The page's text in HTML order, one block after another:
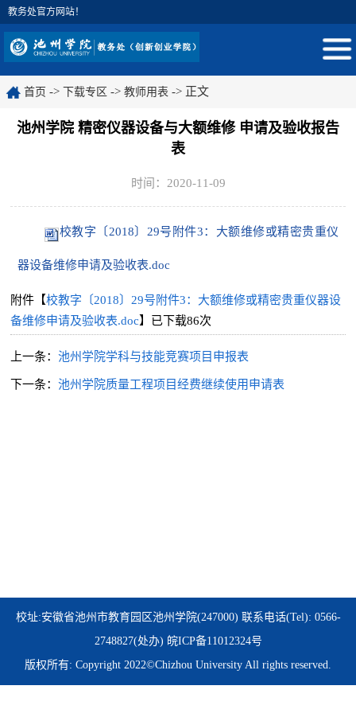
务处官方网站！
首页 -> 下载专区 -> 教师用表 -> 正文
池州学院 精密仪器设备与大额维修 申请及验收报告
表
时间：2020-11-09
校教字〔2018〕29号附件3：大额维修或精密贵重仪
器设备维修申请及验收表.doc
附件【校教字〔2018〕29号附件3：大额维修或精密贵重仪器设
备维修申请及验收表.doc】已下载86次
上一条：池州学院学科与技能竞赛项目申报表
下一条：池州学院质量工程项目经费继续使用申请表
校址:安徽省池州市教育园区池州学院(247000) 联系电话(Tel): 0566-
2748827(处办) 皖ICP备11012324号
版权所有: Copyright 2022©Chizhou University All rights reserved.